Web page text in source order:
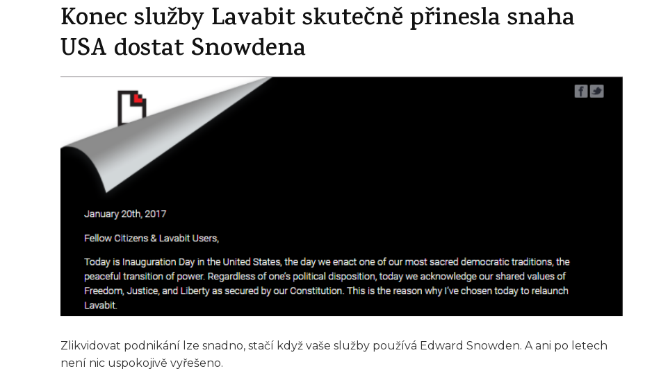
Konec služby Lavabit skutečně přinesla snaha
USA dostat Snowdena
Zlikvidovat podnikání lze snadno, stačí když vaše služby používá Edward Snowden. A ani po letech
není nic uspokojivě vyřešeno.